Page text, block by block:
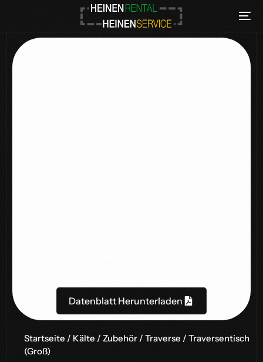
Datenblatt Herunterladen
Startseite / Kälte / Zubehör/ Traverse / Traversentisch
(Groß)